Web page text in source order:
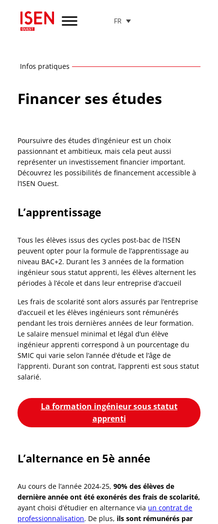
contenu
FR
Infos pratiques
Financer ses études
Poursuivre des études d’ingénieur est un choix
passionnant et ambitieux, mais cela peut aussi
représenter un investissement financier important.
Découvrez les possibilités de financement accessible à
l’ISEN Ouest.
L’apprentissage
Tous les élèves issus des cycles post-bac de l’ISEN
peuvent opter pour la formule de l’apprentissage au
niveau BAC+2. Durant les 3 années de la formation
ingénieur sous statut apprenti, les élèves alternent les
périodes à l’école et dans leur entreprise d’accueil
Les frais de scolarité sont alors assurés par l’entreprise
d’accueil et les élèves ingénieurs sont rémunérés
pendant les trois dernières années de leur formation.
Le salaire mensuel minimal et légal d’un élève
ingénieur apprenti correspond à un pourcentage du
SMIC qui varie selon l’année d’étude et l’âge de
l’apprenti. Durant son contrat, l’apprenti est sous statut
salarié.
La formation ingénieur sous statut
apprenti
L’alternance en 5è année
Au cours de l’année 2024-25,90% des élèves de
dernière année ont été exonérés des frais de scolarité,
ayant choisi d’étudier en alternance via un contrat de
professionnalisation. De plus, ils sont rémunérés par